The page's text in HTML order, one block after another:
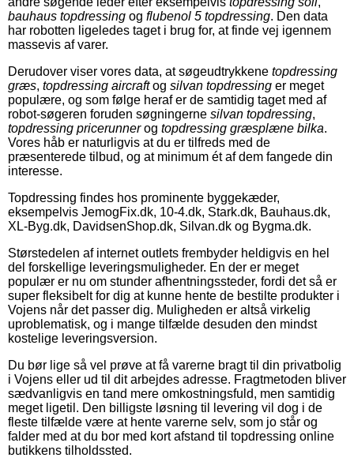
bauhaus topdressing og flubenol 5 topdressing. Den data
har robotten ligeledes taget i brug for, at finde vej igennem
massevis af varer.
Derudover viser vores data, at søgeudtrykkene topdressing
græs, topdressing aircraftog silvan topdressing er meget
populære, og som følge heraf er de samtidig taget med af
robot-søgeren foruden søgningerne silvan topdressing,
topdressing pricerunnerog topdressing græsplæne bilka.
Vores håb er naturligvis at du er tilfreds med de
præsenterede tilbud, og at minimum ét af dem fangede din
interesse.
Topdressing findes hos prominente byggekæder,
eksempelvis JemogFix.dk, 10-4.dk, Stark.dk, Bauhaus.dk,
XL-Byg.dk, DavidsenShop.dk, Silvan.dk og Bygma.dk.
Størstedelen af internet outlets frembyder heldigvis en hel
del forskellige leveringsmuligheder. En der er meget
populær er nu om stunder afhentningssteder, fordi det så er
super fleksibelt for dig at kunne hente de bestilte produkter i
Vojens når det passer dig. Muligheden er altså virkelig
uproblematisk, og i mange tilfælde desuden den mindst
kostelige leveringsversion.
Du bør lige så vel prøve at få varerne bragt til din privatbolig
i Vojens eller ud til dit arbejdes adresse. Fragtmetoden bliver
sædvanligvis en tand mere omkostningsfuld, men samtidig
meget ligetil. Den billigste løsning til levering vil dog i de
fleste tilfælde være at hente varerne selv, som jo står og
falder med at du bor med kort afstand til topdressing online
butikkens tilholdssted.